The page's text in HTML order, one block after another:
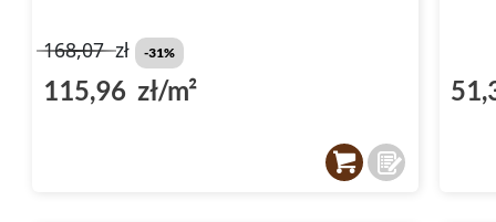
168,07zł -31%
115,96 zł/m²